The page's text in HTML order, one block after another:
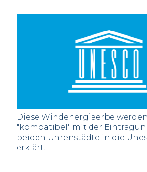
Diese Windenergieerbe
"kompatibel" mit der
beiden Uhrenstädte in die
erklärt.